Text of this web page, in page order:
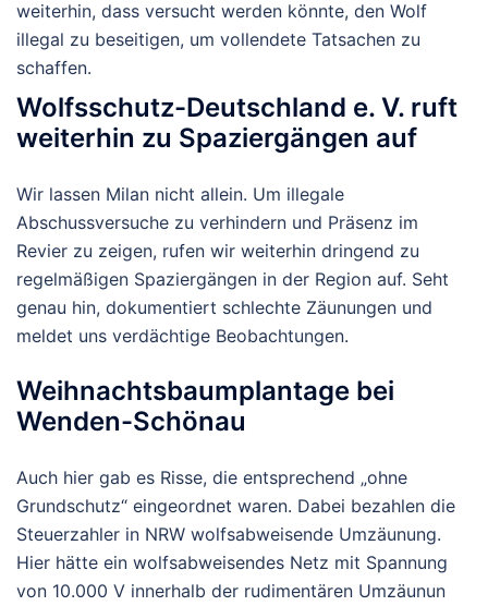
weiterhin, dass versucht werden könnte, den Wolf
illegal zu beseitigen, um vollendete Tatsachen zu
schaffen.
Wolfsschutz-Deutschland e. V. ruft
weiterhin zu Spaziergängen auf
Wir lassen Milan nicht allein. Um illegale
Abschussversuche zu verhindern und Präsenz im
Revier zu zeigen, rufen wir weiterhin dringend zu
regelmäßigen Spaziergängen in der Region auf. Seht
genau hin, dokumentiert schlechte Zäunungen und
meldet uns verdächtige Beobachtungen.
Weihnachtsbaumplantage bei
Wenden-Schönau
Auch hier gab es Risse, die entsprechend „ohne
Grundschutz“ eingeordnet waren. Dabei bezahlen die
Steuerzahler in NRW wolfsabweisende Umzäunung.
Hier hätte ein wolfsabweisendes Netz mit Spannung
von 10.000 V innerhalb der rudimentären Umzäunun